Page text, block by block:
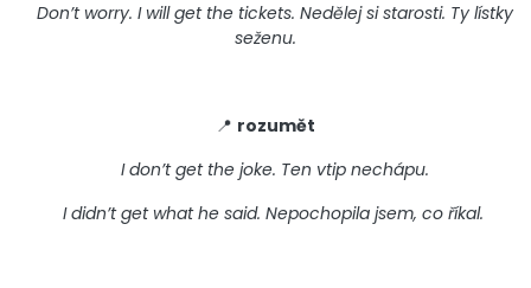
Don’t worry. I will get the tickets. Nedělej si starosti. Ty lístky
seženu.
📍 rozumět
I don’t get the joke. Ten vtip nechápu.
I didn’t get what he said. Nepochopila jsem, co říkal.